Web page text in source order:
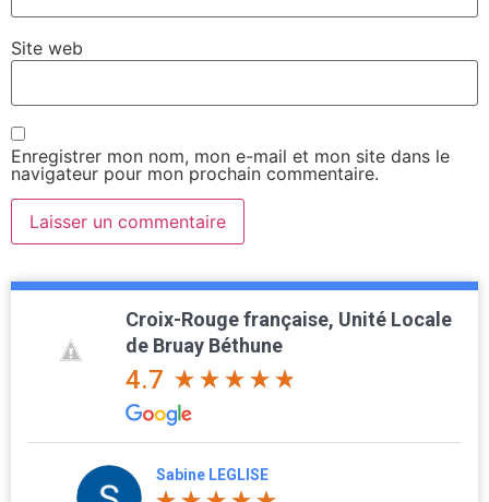
Site web
Enregistrer mon nom, mon e-mail et mon site dans le
navigateur pour mon prochain commentaire.
Croix-Rouge française, Unité Locale
de Bruay Béthune
4.7
Sabine LEGLISE